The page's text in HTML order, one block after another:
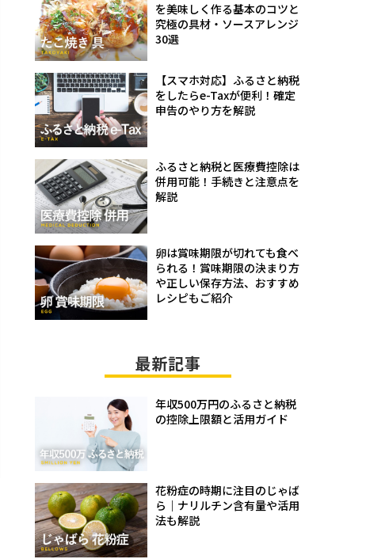
を美味しく作る基本のコツと
究極の具材・ソースアレンジ
30選
【スマホ対応】ふるさと納税
をしたらe-Taxが便利！確定
申告のやり方を解説
ふるさと納税と医療費控除は
併用可能！手続きと注意点を
解説
卵は賞味期限が切れても食べ
られる！賞味期限の決まり方
や正しい保存方法、おすすめ
レシピもご紹介
最新記事
年収500万円のふるさと納税
の控除上限額と活用ガイド
花粉症の時期に注目のじゃば
ら｜ナリルチン含有量や活用
法も解説